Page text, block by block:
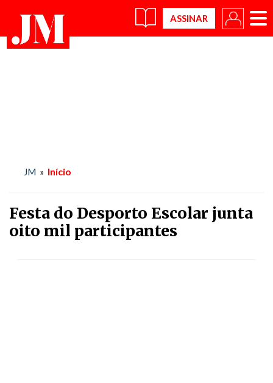
×
JM » Início
Festa do Desporto Escolar junta
oito mil participantes